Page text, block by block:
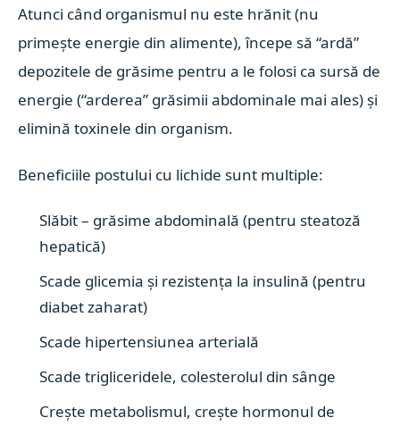
Atunci când organismul nu este hrănit (nu
primește energie din alimente), începe să “ardă”
depozitele de grăsime pentru a le folosi ca sursă de
energie (“arderea” grăsimii abdominale mai ales) și
elimină toxinele din organism.
Beneficiile postului cu lichide sunt multiple:
Slăbit – grăsime abdominală (pentru steatoză
hepatică)
Scade glicemia și rezistența la insulină (pentru
diabet zaharat)
Scade hipertensiunea arterială
Scade trigliceridele, colesterolul din sânge
Crește metabolismul, crește hormonul de